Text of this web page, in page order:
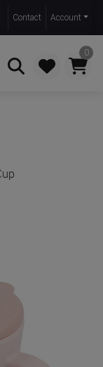
Contact Account
0